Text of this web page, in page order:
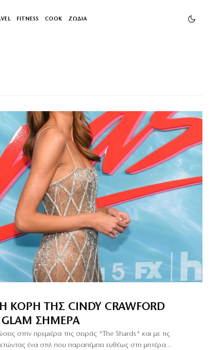
FITNESS COOK ΖΩΔΙΑ
ΚΌΡΗ ΤΗΣ CINDY CRAWFORD
ΣΉΜΕΡΑ
στην πρεμιέρα της σειράς *The Shards* και με τις
ένα στιλ που παραπέμπει ευθέως στη μητέρα…